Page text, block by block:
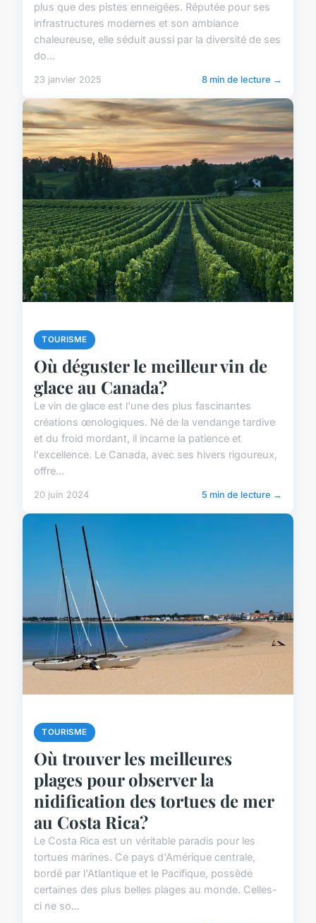
plus que des pistes enneigées. Réputée pour ses
infrastructures modernes et son ambiance
chaleureuse, elle séduit aussi par la diversité de ses
do...
23 janvier 2025 8 min de lecture →
TOURISME
Où déguster le meilleur vin de
glace au Canada?
Le vin de glace est l'une des plus fascinantes
créations œnologiques. Né de la vendange tardive
et du froid mordant, il incarne la patience et
l'excellence. Le Canada, avec ses hivers rigoureux,
offre...
20 juin 2024 5 min de lecture →
TOURISME
Où trouver les meilleures
plages pour observer la
nidification des tortues de mer
au Costa Rica?
Le Costa Rica est un véritable paradis pour les
tortues marines. Ce pays d'Amérique centrale,
bordé par l'Atlantique et le Pacifique, possède
certaines des plus belles plages au monde. Celles-
ci ne so...